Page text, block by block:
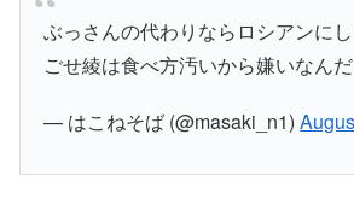
ぶっさんの代わりならロシアンに
ごせ綾は食べ方汚いから嫌いなん
— はこねそば (@masaki_n1)